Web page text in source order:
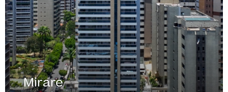
Mirare